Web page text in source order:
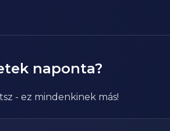
naponta?
- ez mindenkinek más!